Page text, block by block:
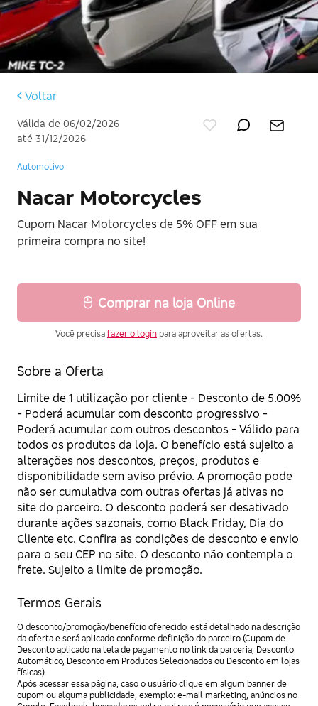
Voltar
Válida de 06/02/2026
até 31/12/2026
Automotivo
Nacar Motorcycles
Cupom Nacar Motorcycles de 5% OFF em sua
primeira compra no site!
Comprar na loja Online
Você precisa fazer o login para aproveitar as ofertas.
Sobre a Oferta
Limite de 1 utilização por cliente - Desconto de 5.00%
- Poderá acumular com desconto progressivo -
Poderá acumular com outros descontos - Válido para
todos os produtos da loja. O benefício está sujeito a
alterações nos descontos, preços, produtos e
disponibilidade sem aviso prévio. A promoção pode
não ser cumulativa com outras ofertas já ativas no
site do parceiro. O desconto poderá ser desativado
durante ações sazonais, como Black Friday, Dia do
Cliente etc. Confira as condições de desconto e envio
para o seu CEP no site. O desconto não contempla o
frete. Sujeito a limite de promoção.
Termos Gerais
O desconto/promoção/benefício oferecido, está detalhado na descrição
da oferta e será aplicado conforme definição do parceiro (Cupom de
Desconto aplicado na tela de pagamento no link da parceria, Desconto
Automático, Desconto em Produtos Selecionados ou Desconto em lojas
físicas).
Após acessar essa página, caso o usuário clique em algum banner de
cupom ou alguma publicidade, exemplo: e-mail marketing, anúncios no